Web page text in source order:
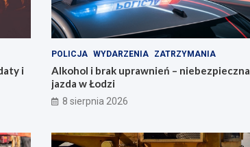
i
POLICJA WYDARZENIA ZATRZYMANIA
Alkohol i brak uprawnień – niebezpieczna
jazda w Łodzi
8 sierpnia 2026